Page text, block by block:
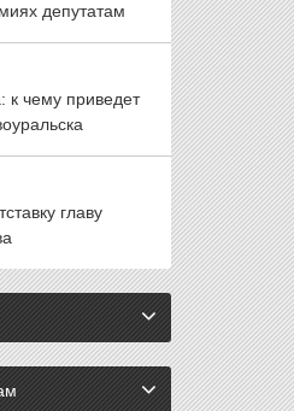
депутатам
к чему приведет
главу